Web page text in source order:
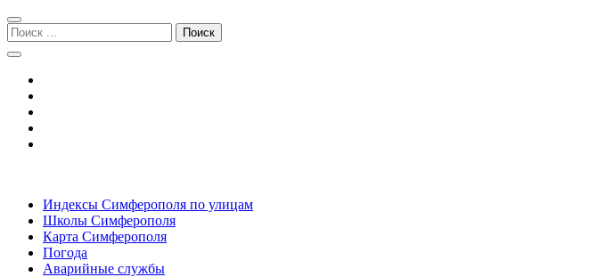
Перейти
к
навигации
Перейти
к
содержимому
Поиск:
Симферополь городской сайт
Индексы Симферополя по улицам
Школы Симферополя
Карта Симферополя
Погода
Аварийные службы